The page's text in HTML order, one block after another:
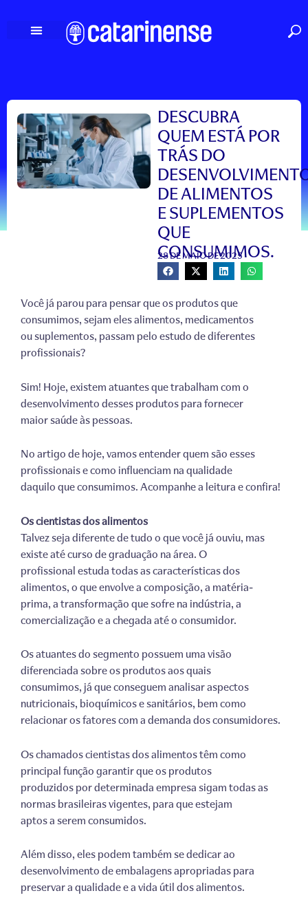
DESCUBRA
QUEM ESTÁ POR
TRÁS DO
DE ALIMENTOS
E SUPLEMENTOS
QUE
CONSUMIMOS.
28 DE MAIO DE 2025
Você já parou para pensar que os produtos que
consumimos, sejam eles alimentos, medicamentos
ou suplementos, passam pelo estudo de diferentes
profissionais?
Sim! Hoje, existem atuantes que trabalham com o
desenvolvimento desses produtos para fornecer
maior saúde às pessoas.
No artigo de hoje, vamos entender quem são esses
profissionais e como influenciam na qualidade
daquilo que consumimos. Acompanhe a leitura e confira!
Os cientistas dos alimentos
Talvez seja diferente de tudo o que você já ouviu, mas
existe até curso de graduação na área. O
profissional estuda todas as características dos
alimentos, o que envolve a composição, a matéria-
prima, a transformação que sofre na indústria, a
comercialização e a chegada até o consumidor.
Os atuantes do segmento possuem uma visão
diferenciada sobre os produtos aos quais
consumimos, já que conseguem analisar aspectos
nutricionais, bioquímicos e sanitários, bem como
relacionar os fatores com a demanda dos consumidores.
Os chamados cientistas dos alimentos têm como
principal função garantir que os produtos
produzidos por determinada empresa sigam todas as
normas brasileiras vigentes, para que estejam
aptos a serem consumidos.
Além disso, eles podem também se dedicar ao
desenvolvimento de embalagens apropriadas para
preservar a qualidade e a vida útil dos alimentos.